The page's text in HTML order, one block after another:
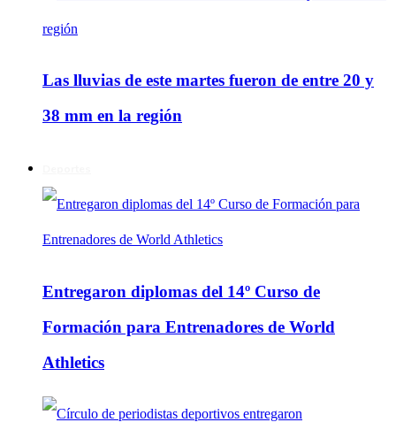
Las lluvias de este martes fueron de entre 20 y
38 mm en la región
Entregaron diplomas del 14º Curso de
Formación para Entrenadores de World
Athletics